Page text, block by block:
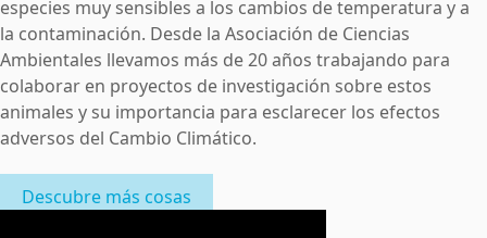
especies muy sensibles a los cambios de temperatura y a
la contaminación. Desde la Asociación de Ciencias
Ambientales llevamos más de 20 años trabajando para
colaborar en proyectos de investigación sobre estos
animales y su importancia para esclarecer los efectos
adversos del Cambio Climático.
Descubre más cosas